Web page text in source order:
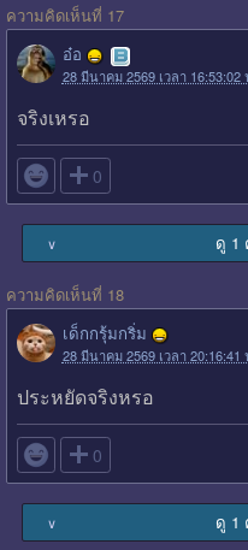
ความคิดเห็นที่ 17
อ๋อ
28 มีนาคม 2569 เวลา 16:53:02
จริงเหรอ
 0
∨ ดู 1
ความคิดเห็นที่ 18
เด็กกรุ้มกริ่ม
28 มีนาคม 2569 เวลา 20:16:41
ประหยัดจริงหรอ
 0
∨ ดู 1